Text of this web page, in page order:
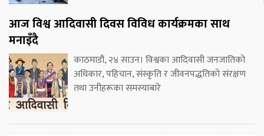
आज विश्व आदिवासी दिवस विविध कार्यक्रमका साथ
मनाइँदै
काठमाडौं, २४ साउन। विश्वका आदिवासी जनजातिको
अधिकार, पहिचान, संस्कृति र जीवनपद्धतिको संरक्षण
तथा उनीहरूका समस्याबारे